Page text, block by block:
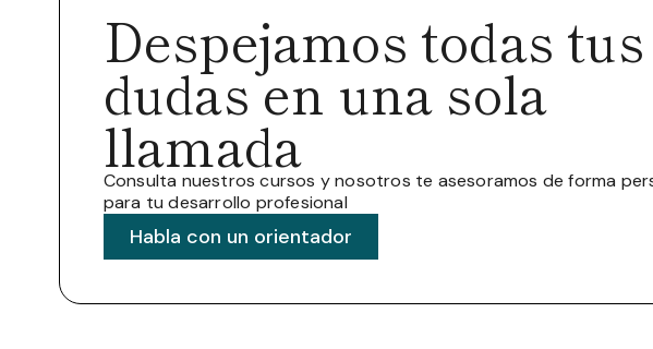
Despejamos todas tus
dudas en una sola
llamada
Consulta nuestros cursos y nosotros te asesoramos de forma
para tu desarrollo profesional
Habla con un orientador